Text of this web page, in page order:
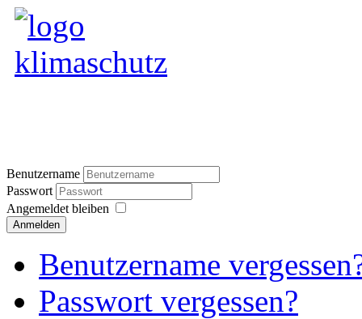
Benutzername
Passwort
Angemeldet bleiben
Anmelden
Benutzername
Passwort vergessen?